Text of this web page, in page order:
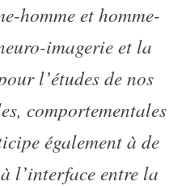
homme et homme-
imagerie et la
l’études de nos
comportementales
également à de
l’interface entre la